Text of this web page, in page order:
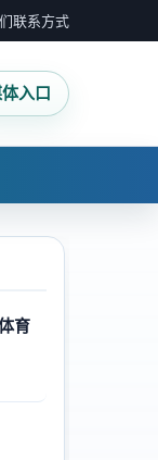
联系方式
入口
育